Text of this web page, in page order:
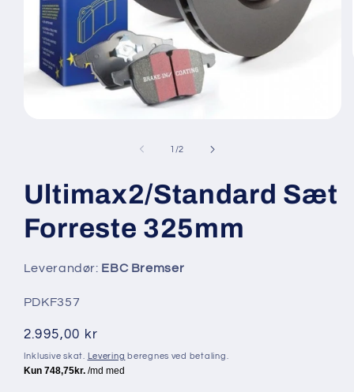
1 /af
2
Ultimax2/Standard Sæt
Forreste 325mm
Leverandør: EBC Bremser
SKU:
PDKF357
Normalpris
2.995,00 kr
Inklusive skat. Levering beregnes ved betaling.